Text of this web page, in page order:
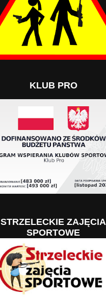
KLUB PRO
STRZELECKIE ZAJĘCIA
SPORTOWE